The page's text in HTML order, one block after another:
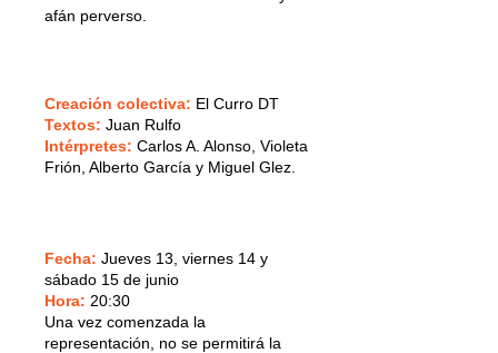
afán perverso.
Creación colectiva: El Curro DT
Textos: Juan Rulfo
Intérpretes: Carlos A. Alonso, Violeta
Frión, Alberto García y Miguel Glez.
Fecha: Jueves 13, viernes 14 y
sábado 15 de junio
Hora: 20:30
Una vez comenzada la
representación, no se permitirá la